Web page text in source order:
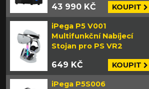
43 990 KČ KOUPIT
iPega P5 V001
Multifunkční Nabíjecí
Stojan pro PS VR2
649 KČ KOUPIT
iPega P5S006